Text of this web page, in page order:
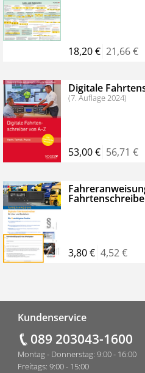
Bestellen Sie jetzt das
Kennenlern-Abo für zwei
Monaten brauchen Sie
Abonnement endet
weiteren Verpflichtungen.
18,20 € 21,66 €
Digitale
(7. Auflage 2024)
53,00 € 56,71 €
3,80 € 4,52 €
Kundenservice
089 203043-1600
Montag - Donnerstag: 9:00 - 16:00
Freitags: 9:00 - 15:00